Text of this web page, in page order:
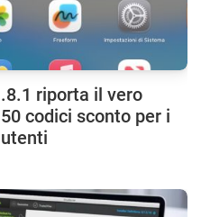
riporta il vero
codici sconto per i